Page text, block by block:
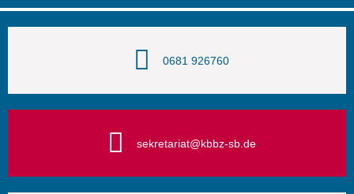
0681 926760
sekretariat@kbbz-sb.de